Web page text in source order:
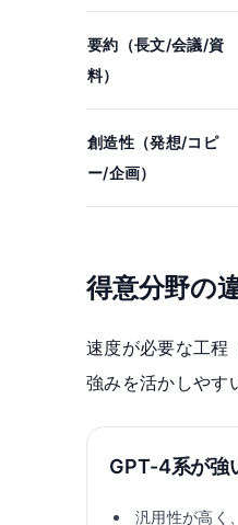
要約（長文/会議/資
料）
創造性（発想/コピ
ー/企画）
得意分野の
速度が必要な工程
強みを活かしやす
GPT-4系が強
汎用性が高く